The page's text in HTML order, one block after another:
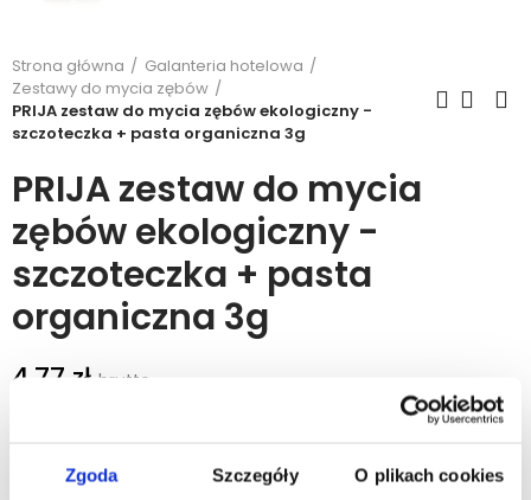
Zgoda Szczegóły O plikach cookies
Strona główna
Galanteria hotelowa
Zestawy do mycia zębów
PRIJA zestaw do mycia zębów ekologiczny -
szczoteczka + pasta organiczna 3g
PRIJA zestaw do mycia
zębów ekologiczny -
szczoteczka + pasta
organiczna 3g
4,77 zł
Kod produktu: E081_EPR